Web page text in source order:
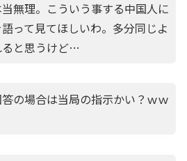
無理。こういう事する中国人に
って見てほしいわ。多分同じよ
ると思うけど…
の場合は当局の指示かい？ｗｗ